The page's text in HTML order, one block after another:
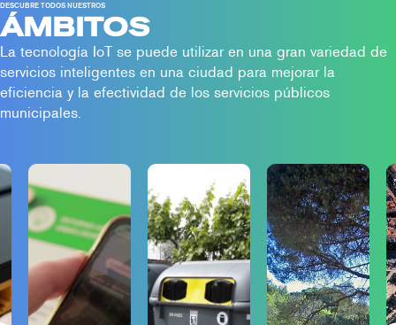
integradores de sistemas,
empresas de […]
DESCUBRE TODOS NUESTROS
ÁMBITOS
La tecnología IoT se puede utilizar en una gran variedad de
servicios inteligentes en una ciudad para mejorar la
eficiencia y la efectividad de los servicios públicos
municipales.